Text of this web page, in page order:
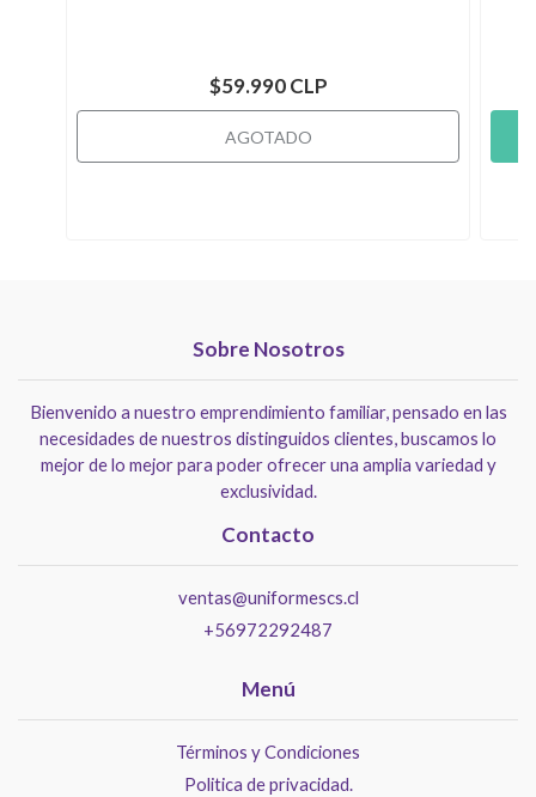
$59.990 CLP
AGOTADO
Sobre Nosotros
Bienvenido a nuestro emprendimiento familiar, pensado en las
necesidades de nuestros distinguidos clientes, buscamos lo
mejor de lo mejor para poder ofrecer una amplia variedad y
exclusividad.
Contacto
ventas@uniformescs.cl
+56972292487
Menú
Términos y Condiciones
Politica de privacidad.